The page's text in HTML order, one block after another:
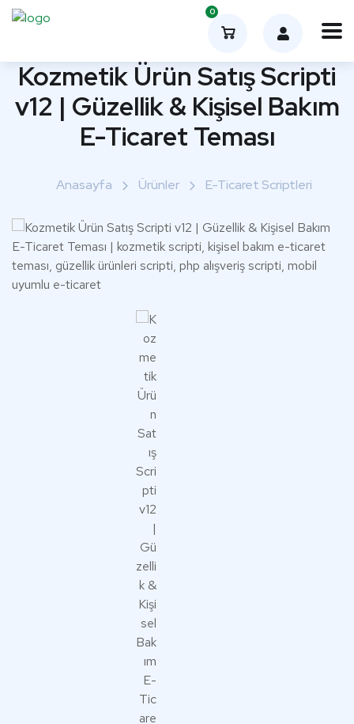
0
Kozmetik Ürün Satış Scripti
v12 | Güzellik & Kişisel Bakım
E-Ticaret Teması
Anasayfa Ürünler E-Ticaret Scriptleri